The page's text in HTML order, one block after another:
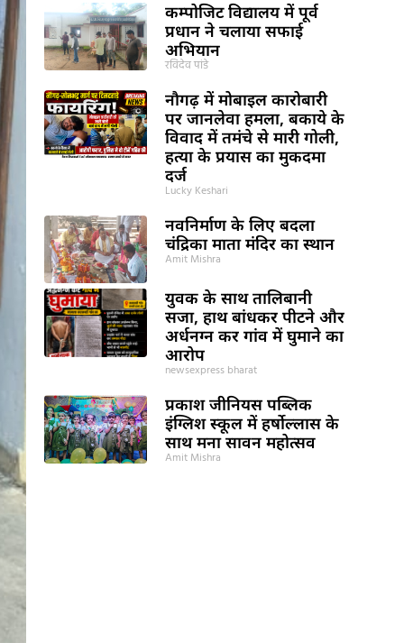
कम्पोजिट विद्यालय में पूर्व
प्रधान ने चलाया सफाई
अभियान
रविदेव पांडे
नौगढ़ में मोबाइल कारोबारी
पर जानलेवा हमला, बकाये के
विवाद में तमंचे से मारी गोली,
हत्या के प्रयास का मुकदमा
दर्ज
Lucky Keshari
नवनिर्माण के लिए बदला
चंद्रिका माता मंदिर का स्थान
Amit Mishra
युवक के साथ तालिबानी
सजा, हाथ बांधकर पीटने और
अर्धनग्न कर गांव में घुमाने का
आरोप
newsexpress bharat
प्रकाश जीनियस पब्लिक
इंग्लिश स्कूल में हर्षोल्लास के
साथ मना सावन महोत्सव
Amit Mishra